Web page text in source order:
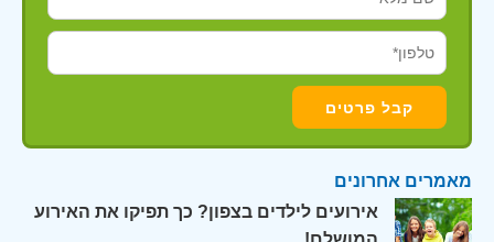
מאמרים אחרונים
אירועים לילדים בצפון? כך תפיקו את האירוע